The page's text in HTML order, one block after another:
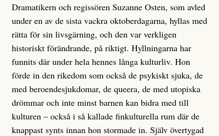
Dramatikern och regissören Suzanne Osten, som avled
under en av de sista vackra oktoberdagarna, hyllas med
rätta för sin livsgärning, och den var verkligen
historiskt förändrande, på riktigt. Hyllningarna har
funnits där under hela hennes långa kulturliv. Hon
förde in den rikedom som också de psykiskt sjuka, de
med beroendesjukdomar, de queera, de med utopiska
drömmar och inte minst barnen kan bidra med till
kulturen – också i så kallade finkulturella rum där de
knappast synts innan hon stormade in. Själv övertygad